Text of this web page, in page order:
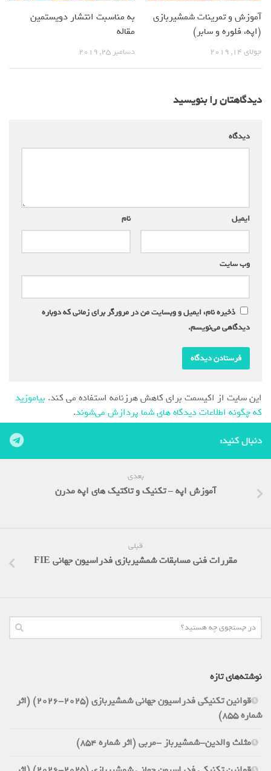
آموزش و تمرینات شمشیربازی
(اپه، فلوره و سابر)
جولای 14, 2019
به مناسبت انتشار دویستمین
مقاله
دسامبر 25, 2019
دیدگاهتان را بنویسید
دیدگاه
نام ایمیل
وب‌ سایت
ذخیره نام، ایمیل و وبسایت من در مرورگر برای زمانی که دوباره
دیدگاهی می‌نویسم.
این سایت از اکیسمت برای کاهش هرزنامه استفاده می کند. بیاموزید
که چگونه اطلاعات دیدگاه های شما پردازش می‌شوند.
دنبال کنید:
بعدی
آموزش اپه – تکنیک و تاکتیک های اپه مدرن
قبلی
مقررات فنی مسابقات شمشیربازی فدراسیون جهانی FIE
نوشته‌های تازه
قوانین تکنیکی فدراسیون جهانی شمشیربازی (2025-2026) (اثر
شماره 855)
مثلث والدین-شمشیرباز -مربی (اثر شماره 854)